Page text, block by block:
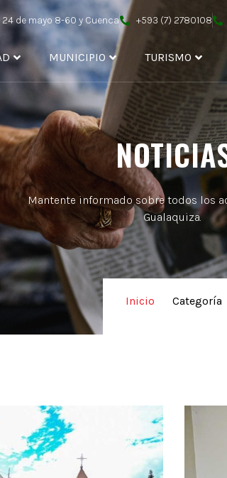
24 de mayo 8-60 y Cuenca +593 (7) 2780108
MUNICIPIO TURISMO
Mantente informado sobre todos los
Gualaquiza.
Inicio Categoría